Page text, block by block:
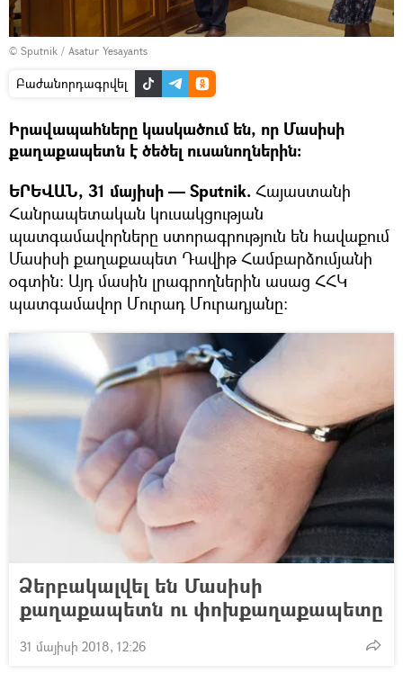
© Sputnik / Asatur Yesayants
Բաժանորդագրվել
Իրավապահները կասկածում են, որ Մասիսի
քաղաքապետն է ծեծել ուսանողներին։
ԵՐԵՎԱՆ, 31 մայիսի — Sputnik. Հայաստանի
Հանրապետական կուսակցության
պատգամավորները ստորագրություն են հավաքում
Մասիսի քաղաքապետ Դավիթ Համբարձումյանի
օգտին։ Այդ մասին լրագրողներին ասաց ՀՀԿ
պատգամավոր Մուրադ Մուրադյանը։
Ձերբակալվել են Մասիսի
քաղաքապետն ու փոխքաղաքապետը
31 մայիսի 2018, 12:26